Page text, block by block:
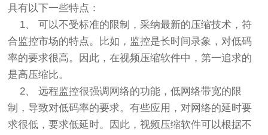
具有以下一些特点：
1、 可以不受标准的限制，采纳最新的压缩技术，符
合监控市场的特点。比如，监控是长时间录象，对低码
率的要求很高。因此，在视频压缩软件中，第一追求的
是高压缩比。
2、 远程监控很强调网络的功能，低网络带宽的限
制，导致对低码率的要求。有些应用，对网络的延时要
求很低，要求低延时。因此，视频压缩软件可以根据不